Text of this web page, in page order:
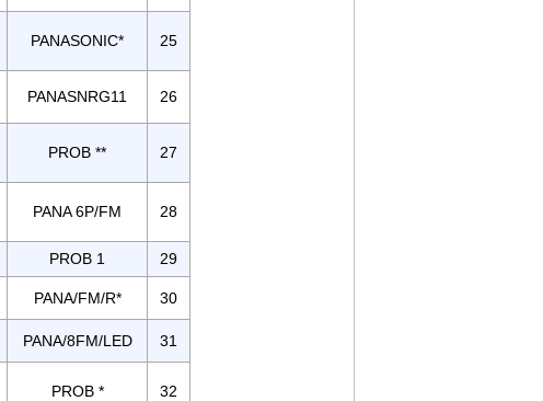
PANASONIC* 25
PANASNRG11 26
PROB ** 27
PANA 6P/FM 28
PROB 1 29
PANA/FM/R* 30
PANA/8FM/LED 31
PROB * 32